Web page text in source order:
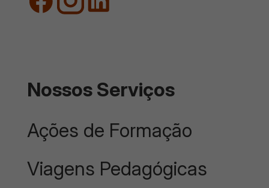
Nossos Serviços
Ações de Formação
Viagens Pedagógicas